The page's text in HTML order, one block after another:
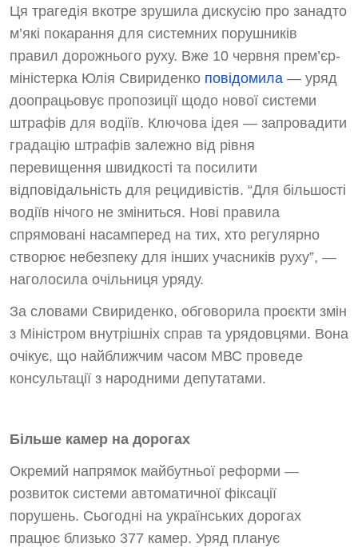
Ця трагедія вкотре зрушила дискусію про занадто
м’які покарання для системних порушників
правил дорожнього руху. Вже 10 червня прем’єр-
міністерка Юлія Свириденко повідомила — уряд
доопрацьовує пропозиції щодо нової системи
штрафів для водіїв. Ключова ідея — запровадити
градацію штрафів залежно від рівня
перевищення швидкості та посилити
відповідальність для рецидивістів. “Для більшості
водіїв нічого не зміниться. Нові правила
спрямовані насамперед на тих, хто регулярно
створює небезпеку для інших учасників руху”, —
наголосила очільниця уряду.
За словами Свириденко, обговорила проєкти змін
з Міністром внутрішніх справ та урядовцями. Вона
очікує, що найближчим часом МВС проведе
консультації з народними депутатами.
Більше камер на дорогах
Окремий напрямок майбутньої реформи —
розвиток системи автоматичної фіксації
порушень. Сьогодні на українських дорогах
працює близько 377 камер. Уряд планує